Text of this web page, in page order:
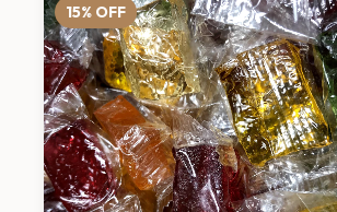
15% OFF